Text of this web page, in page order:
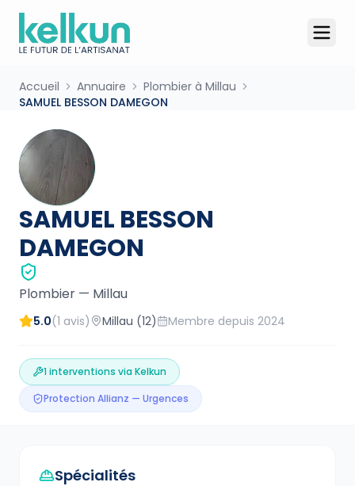
Accueil Annuaire
Plombier à Millau
SAMUEL BESSON DAMEGON
SAMUEL BESSON
DAMEGON
Plombier — Millau
5.0(1 avis) Millau (12) Membre depuis 2024
1interventions via Kelkun
Protection Allianz — Urgences
Spécialités